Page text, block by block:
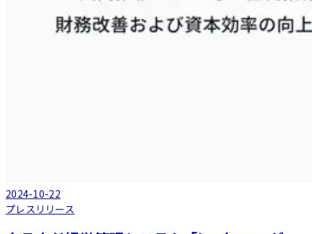
2024-10-22
プレスリリース